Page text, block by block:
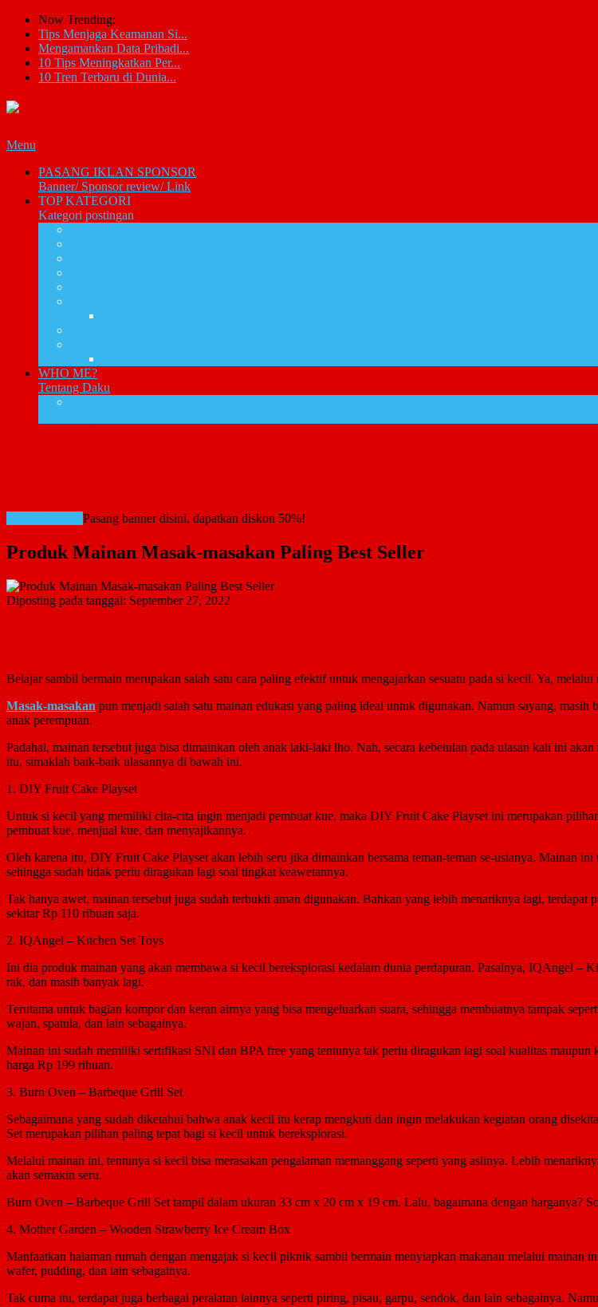
Now Trending:
Tips Menjaga Keamanan Si...
Mengamankan Data Pribadi...
10 Tips Meningkatkan Per...
10 Tren Terbaru di Dunia...
Menu
PASANG IKLAN SPONSOR
Banner/ Sponsor review/ Link
TOP KATEGORI
Kategori postingan
WHO ME?
Tentang Daku
Pasang banner disini, dapatkan diskon 50%!
Produk Mainan Masak-masakan Paling Best Seller
Diposting pada tanggal: September 27, 2022
Belajar sambil bermain merupakan salah satu cara paling efektif untuk mengajarkan sesuatu pada si kecil. Ya,
Masak-masakan pun menjadi salah satu mainan edukasi yang paling ideal untuk digunakan. Namun sayang,
anak perempuan.
Padahal, mainan tersebut juga bisa dimainkan oleh anak laki-laki lho. Nah, secara kebetulan pada ulasan kali ini
itu, simaklah baik-baik ulasannya di bawah ini.
1. DIY Fruit Cake Playset
Untuk si kecil yang memiliki cita-cita ingin menjadi pembuat kue, maka DIY Fruit Cake Playset ini merupakan
pembuat kue, menjual kue, dan menyajikannya.
Oleh karena itu, DIY Fruit Cake Playset akan lebih seru jika dimainkan bersama teman-teman se-usianya. Mainan
sehingga sudah tidak perlu diragukan lagi soal tingkat keawetannya.
Tak hanya awet, mainan tersebut juga sudah terbukti aman digunakan. Bahkan yang lebih menariknya lagi,
sekitar Rp 110 ribuan saja.
2. IQAngel – Kitchen Set Toys
Ini dia produk mainan yang akan membawa si kecil bereksplorasi kedalam dunia perdapuran. Pasalnya, IQAngel –
rak, dan masih banyak lagi.
Terutama untuk bagian kompor dan keran airnya yang bisa mengeluarkan suara, sehingga membuatnya tampak
wajan, spatula, dan lain sebagainya.
Mainan ini sudah memiliki sertifikasi SNI dan BPA free yang tentunya tak perlu diragukan lagi soal kualitas
harga Rp 199 ribuan.
3. Burn Oven – Barbeque Grill Set
Sebagaimana yang sudah diketahui bahwa anak kecil itu kerap mengkuti dan ingin melakukan kegiatan orang
Set merupakan pilihan paling tepat bagi si kecil untuk bereksplorasi.
Melalui mainan ini, tentunya si kecil bisa merasakan pengalaman memanggang seperti yang aslinya. Lebih
akan semakin seru.
Burn Oven – Barbeque Grill Set tampil dalam ukuran 33 cm x 20 cm x 19 cm. Lalu, bagaimana dengan harganya?
4. Mother Garden – Wooden Strawberry Ice Cream Box
Manfaatkan halaman rumah dengan mengajak si kecil piknik sambil bermain menyiapkan makanan melalui
wafer, pudding, dan lain sebagainya.
Tak cuma itu, terdapat juga berbagai peralatan lainnya seperti piring, pisau, garpu, sendok, dan lain sebagainya.